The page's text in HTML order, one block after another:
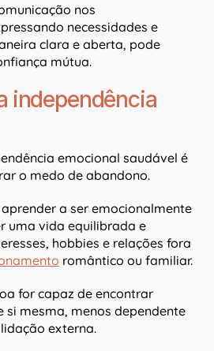
nos
necessidades e
clara e aberta, pode
mútua.
independência
emocional saudável é
o medo de abandono.
a ser emocionalmente
uma vida equilibrada e
hobbies e relações fora
romântico ou familiar.
for capaz de encontrar
si mesma, menos dependente
externa.